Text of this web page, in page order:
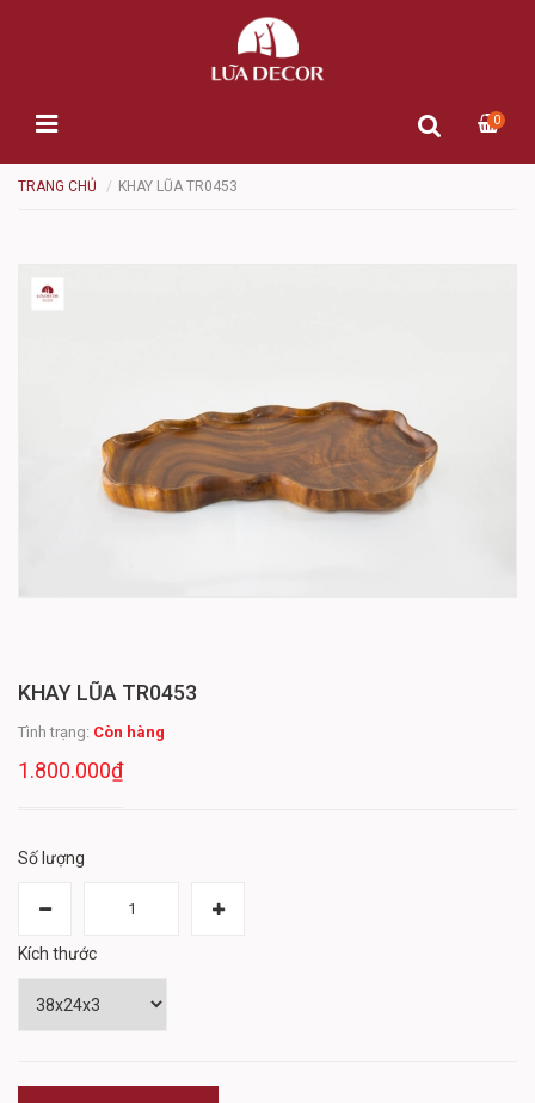
0
TRANG CHỦ KHAY LŨA TR0453
KHAY LŨA TR0453
Tình trạng: Còn hàng
1.800.000₫
Số lượng
Kích thước